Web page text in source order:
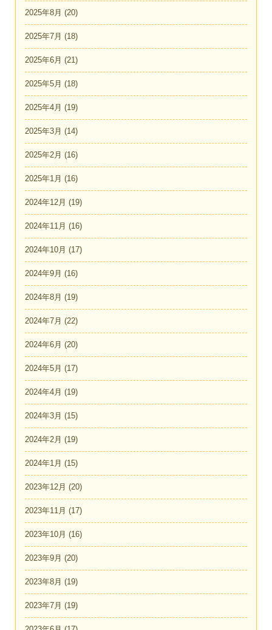
2025年8月 (20)
2025年7月 (18)
2025年6月 (21)
2025年5月 (18)
2025年4月 (19)
2025年3月 (14)
2025年2月 (16)
2025年1月 (16)
2024年12月 (19)
2024年11月 (16)
2024年10月 (17)
2024年9月 (16)
2024年8月 (19)
2024年7月 (22)
2024年6月 (20)
2024年5月 (17)
2024年4月 (19)
2024年3月 (15)
2024年2月 (19)
2024年1月 (15)
2023年12月 (20)
2023年11月 (17)
2023年10月 (16)
2023年9月 (20)
2023年8月 (19)
2023年7月 (19)